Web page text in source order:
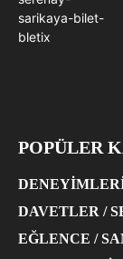
POPÜLER
DAVETLER /
EĞLENCE /